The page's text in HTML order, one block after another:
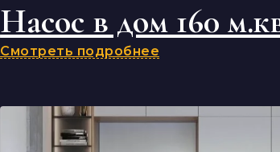
Насос в дом 160
Смотреть подробнее